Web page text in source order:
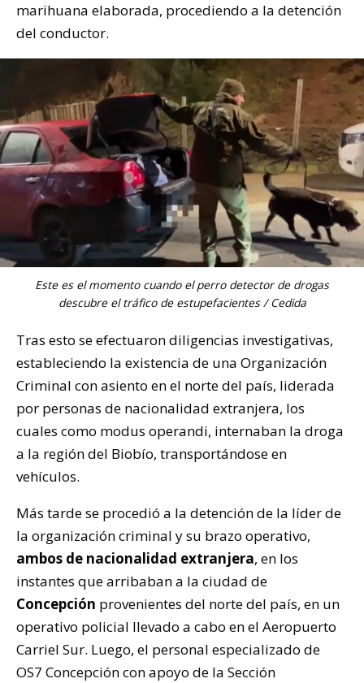
marihuana elaborada, procediendo a la detención
del conductor.
Este es el momento cuando el perro detector de drogas
descubre el tráfico de estupefacientes / Cedida
Tras esto se efectuaron diligencias investigativas,
estableciendo la existencia de una Organización
Criminal con asiento en el norte del país, liderada
por personas de nacionalidad extranjera, los
cuales como modus operandi, internaban la droga
a la región del Biobío, transportándose en
vehículos.
Más tarde se procedió a la detención de la líder de
la organización criminal y su brazo operativo,
ambos de nacionalidad extranjera, en los
instantes que arribaban a la ciudad de
Concepción provenientes del norte del país, en un
operativo policial llevado a cabo en el Aeropuerto
Carriel Sur. Luego, el personal especializado de
OS7 Concepción con apoyo de la Sección